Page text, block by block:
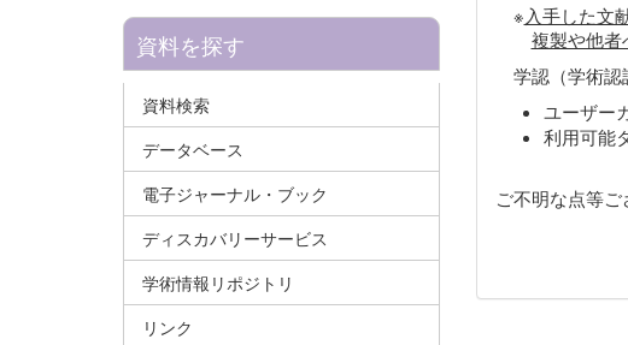
※入手した文
複製や他者
学認（学術認
ユーザー
利用可能
ご不明な点等ご
資料を探す
資料検索
データベース
電子ジャーナル・ブック
ディスカバリーサービス
学術情報リポジトリ
リンク